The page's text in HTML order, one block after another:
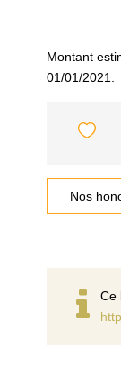
Montant
01/01/2021.
Nos
Ce